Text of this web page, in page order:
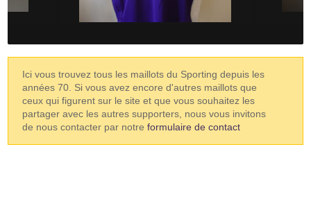
Ici vous trouvez tous les maillots du Sporting depuis les
années 70. Si vous avez encore d'autres maillots que
ceux qui figurent sur le site et que vous souhaitez les
partager avec les autres supporters, nous vous invitons
de nous contacter par notreformulaire de contact